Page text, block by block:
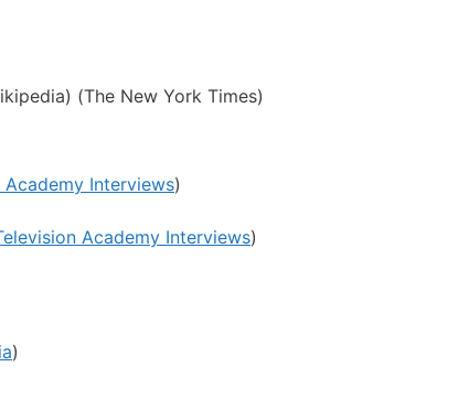
(The New York Times)
Academy Interviews)
Academy Interviews)
)